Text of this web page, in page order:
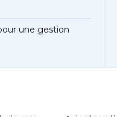
une gestion